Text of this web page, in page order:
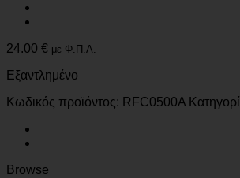
24.00 € με Φ.Π.Α.
Εξαντλημένο
Κωδικός προϊόντος: RFC0500A
Browse